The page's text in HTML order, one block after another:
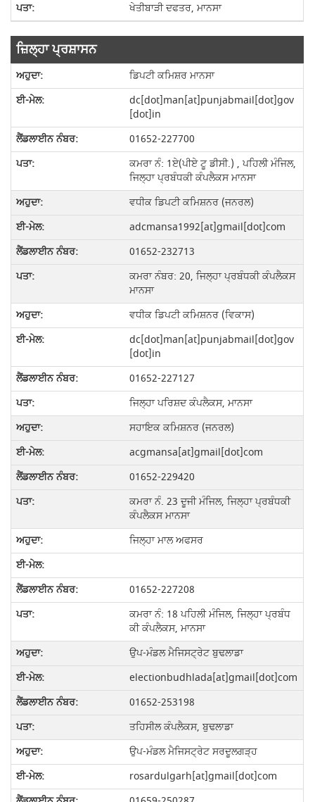
ਖੇਤੀਬਾੜੀ ਦਫਤਰ, ਮਾਨਸਾ
ਜ਼ਿਲ੍ਹਾ ਪ੍ਰਸ਼ਾਸਨ
ਡਿਪਟੀ ਕਮਿਸ਼ਰ ਮਾਨਸਾ
dc[dot]man[at]punjabmail[dot]gov
[dot]in
01652-227700
ਕਮਰਾ ਨੰ: 1ਏ(ਪੀਏ ਟੂ ਡੀਸੀ.) , ਪਹਿਲੀ ਮੰਜਿਲ,
ਜਿਲ੍ਹਾ ਪ੍ਰਬੰਧਕੀ ਕੰਪਲੈਕਸ ਮਾਨਸਾ
ਵਧੀਕ ਡਿਪਟੀ ਕਮਿਸ਼ਨਰ (ਜਨਰਲ)
adcmansa1992[at]gmail[dot]com
01652-232713
ਕਮਰਾ ਨੰਬਰ: 20, ਜਿਲ੍ਹਾ ਪ੍ਰਬੰਧਕੀ ਕੰਪਲੈਕਸ
ਮਾਨਸਾ
ਵਧੀਕ ਡਿਪਟੀ ਕਮਿਸ਼ਨਰ (ਵਿਕਾਸ)
dc[dot]man[at]punjabmail[dot]gov
[dot]in
01652-227127
ਜਿਲ੍ਹਾ ਪਰਿਸ਼ਦ ਕੰਪਲੈਕਸ, ਮਾਨਸਾ
ਸਹਾਇਕ ਕਮਿਸ਼ਨਰ (ਜਨਰਲ)
acgmansa[at]gmail[dot]com
01652-229420
ਕਮਰਾ ਨੰ. 23 ਦੂਜੀ ਮੰਜਿਲ, ਜਿਲ੍ਹਾ ਪ੍ਰਬੰਧਕੀ
ਕੰਪਲੈਕਸ ਮਾਨਸਾ
ਜਿਲ੍ਹਾ ਮਾਲ ਅਫਸਰ
01652-227208
ਕਮਰਾ ਨੰ: 18 ਪਹਿਲੀ ਮੰਜਿਲ, ਜਿਲ੍ਹਾ ਪ੍ਰਬੰਧ
ਕੀ ਕੰਪਲੈਕਸ, ਮਾਨਸਾ
ਉਪ-ਮੰਡਲ ਮੈਜਿਸਟ੍ਰੇਟ ਬੁਢਲਾਡਾ
electionbudhlada[at]gmail[dot]com
01652-253198
ਤਹਿਸੀਲ ਕੰਪਲੈਕਸ, ਬੁਢਲਾਡਾ
ਉਪ-ਮੰਡਲ ਮੈਜਿਸਟ੍ਰੇਟ ਸਰਦੂਲਗੜ੍ਹ
rosardulgarh[at]gmail[dot]com